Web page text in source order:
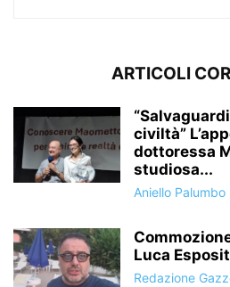
ARTICOLI
civiltà”
dottoressa
studiosa...
Aniello Palumbo
Luca
Redazione